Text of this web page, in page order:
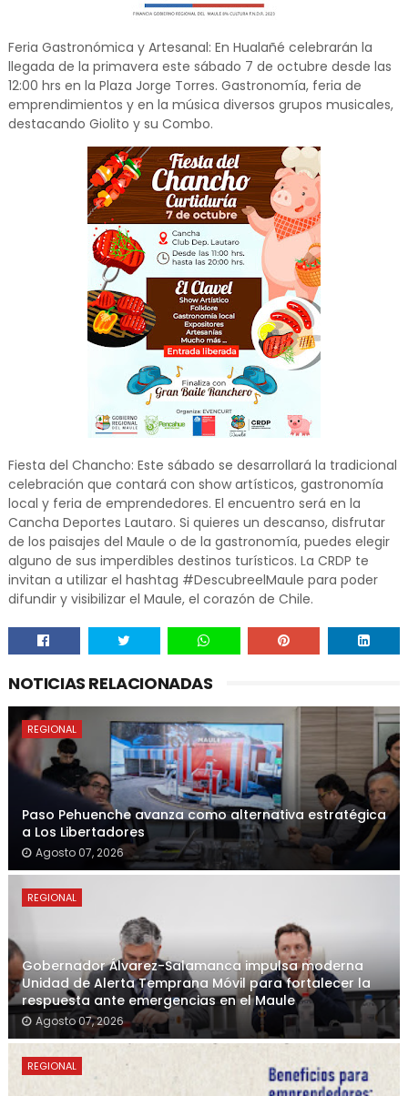
Feria Gastronómica y Artesanal: En Hualañé celebrarán la
llegada de la primavera este sábado 7 de octubre desde las
12:00 hrs en la Plaza Jorge Torres. Gastronomía, feria de
emprendimientos y en la música diversos grupos musicales,
destacando Giolito y su Combo.
Fiesta del Chancho: Este sábado se desarrollará la tradicional
celebración que contará con show artísticos, gastronomía
local y feria de emprendedores. El encuentro será en la
Cancha Deportes Lautaro. Si quieres un descanso, disfrutar
de los paisajes del Maule o de la gastronomía, puedes elegir
alguno de sus imperdibles destinos turísticos. La CRDP te
invitan a utilizar el hashtag #DescubreelMaule para poder
difundir y visibilizar el Maule, el corazón de Chile.
NOTICIAS RELACIONADAS
REGIONAL
Paso Pehuenche avanza como alternativa estratégica
a Los Libertadores
Agosto 07, 2026
REGIONAL
Gobernador Álvarez-Salamanca impulsa moderna
Unidad de Alerta Temprana Móvil para fortalecer la
respuesta ante emergencias en el Maule
Agosto 07, 2026
REGIONAL